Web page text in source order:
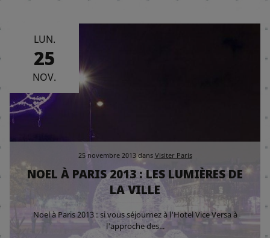
LUN.
25
NOV.
25 novembre 2013 dans Visiter Paris
NOEL À PARIS 2013 : LES LUMIÈRES DE
LA VILLE
Noel à Paris 2013 : si vous séjournez à l'Hotel Vice Versa à
l'approche des...